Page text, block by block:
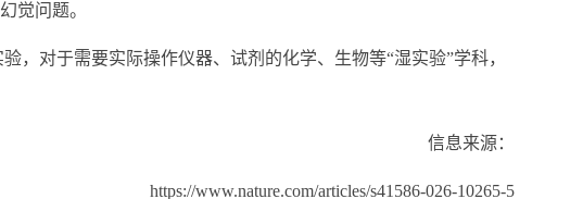
觉问题。
，对于需要实际操作仪器、试剂的化学、生物等“湿实验”学科，
信息来源：
https://www.nature.com/articles/s41586-026-10265-5